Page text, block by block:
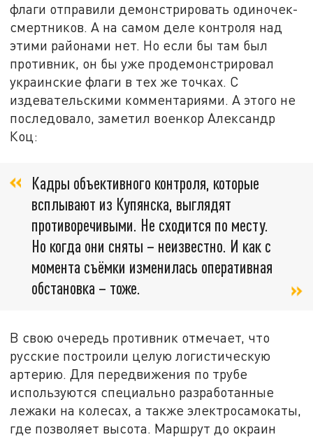
флаги отправили демонстрировать одиночек-
смертников. А на самом деле контроля над
этими районами нет. Но если бы там был
противник, он бы уже продемонстрировал
украинские флаги в тех же точках. С
издевательскими комментариями. А этого не
последовало, заметил военкор Александр
Коц:
Кадры объективного контроля, которые
всплывают из Купянска, выглядят
противоречивыми. Не сходится по месту.
Но когда они сняты – неизвестно. И как с
момента съёмки изменилась оперативная
обстановка – тоже.
В свою очередь противник отмечает, что
русские построили целую логистическую
артерию. Для передвижения по трубе
используются специально разработанные
лежаки на колесах, а также электросамокаты,
где позволяет высота. Маршрут до окраин